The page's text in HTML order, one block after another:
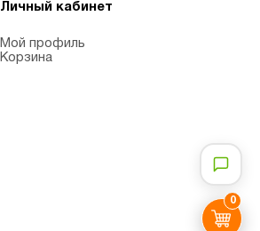
0
Личный кабинет
Мой профиль
Корзина